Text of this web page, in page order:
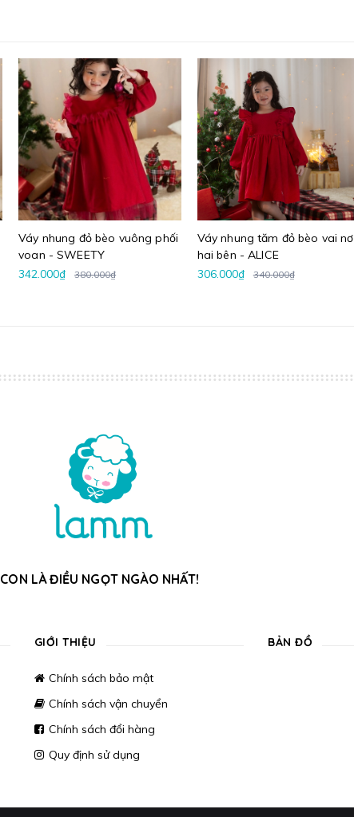
Váy nhung đỏ bèo vuông phối
voan - SWEETY
342.000₫
380.000₫
Váy nhung tăm đỏ bèo vai nơ
hai bên - ALICE
306.000₫
340.000₫
CON LÀ ĐIỀU NGỌT NGÀO NHẤT!
GIỚI THIỆU
Chính sách bảo mật
Chính sách vận chuyển
Chính sách đổi hàng
Quy định sử dụng
BẢN ĐỒ